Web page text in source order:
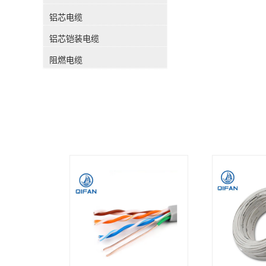
铝芯电缆
铝芯铠装电缆
阻燃电缆